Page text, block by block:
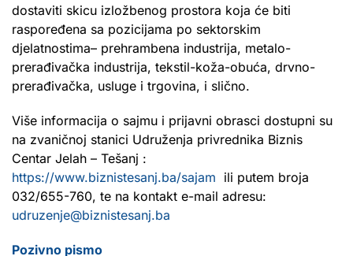
dostaviti skicu izložbenog prostora koja će biti
raspoređena sa pozicijama po sektorskim
djelatnostima– prehrambena industrija, metalo-
prerađivačka industrija, tekstil-koža-obuća, drvno-
prerađivačka, usluge i trgovina, i slično.
Više informacija o sajmu i prijavni obrasci dostupni su
na zvaničnoj stanici Udruženja privrednika Biznis
Centar Jelah – Tešanj :
https://www.biznistesanj.ba/sajam ili putem broja
032/655-760, te na kontakt e-mail adresu:
udruzenje@biznistesanj.ba
Pozivno pismo